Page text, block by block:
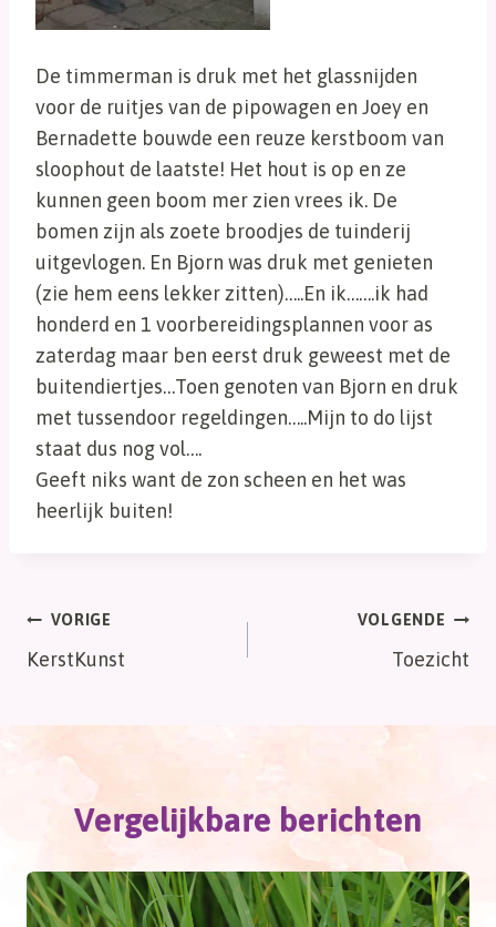
De timmerman is druk met het glassnijden
voor de ruitjes van de pipowagen en Joey en
Bernadette bouwde een reuze kerstboom van
sloophout de laatste! Het hout is op en ze
kunnen geen boom mer zien vrees ik. De
bomen zijn als zoete broodjes de tuinderij
uitgevlogen. En Bjorn was druk met genieten
(zie hem eens lekker zitten)…..En ik…….ik had
honderd en 1 voorbereidingsplannen voor as
zaterdag maar ben eerst druk geweest met de
buitendiertjes…Toen genoten van Bjorn en druk
met tussendoor regeldingen…..Mijn to do lijst
staat dus nog vol….
Geeft niks want de zon scheen en het was
heerlijk buiten!
Bericht
navigatie
VORIGE
KerstKunst
VOLGENDE
Toezicht
Vergelijkbare berichten